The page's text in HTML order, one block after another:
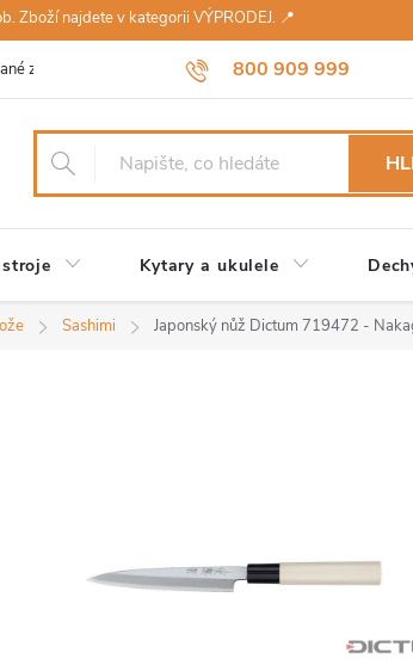
Zboží najdete v kategorii VÝPRODEJ. 📍
800 909 999
značky Návody a údržba Reklamace
Kytary a ukulele
Sashimi Japonský nůž Dictum 719472 -